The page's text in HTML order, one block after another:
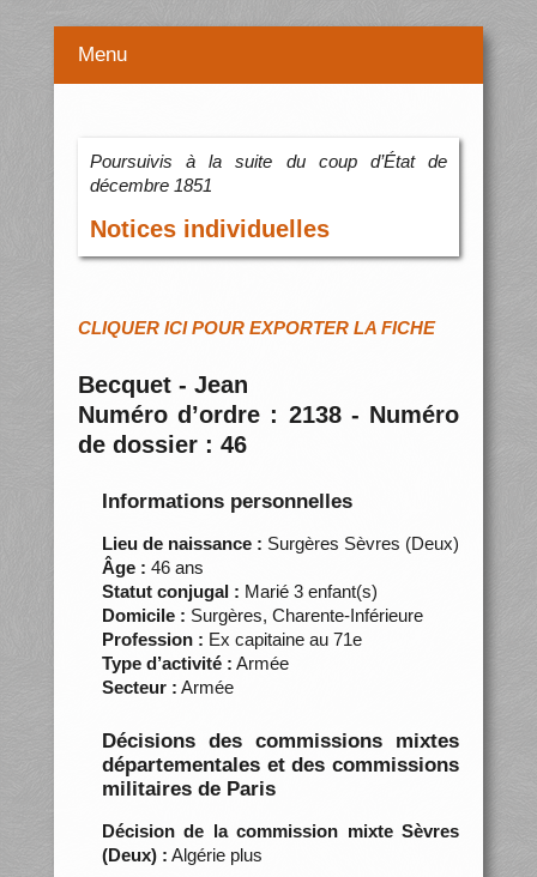
Menu
Poursuivis à la suite du coup d’État de
décembre 1851
Notices individuelles
CLIQUER ICI POUR EXPORTER LA FICHE
Becquet - Jean
Numéro d’ordre : 2138 - Numéro
de dossier : 46
Informations personnelles
Lieu de naissance : Surgères Sèvres (Deux)
Âge : 46 ans
Statut conjugal : Marié 3 enfant(s)
Domicile : Surgères, Charente-Inférieure
Profession : Ex capitaine au 71e
Type d’activité : Armée
Secteur : Armée
Décisions des commissions mixtes
départementales et des commissions
militaires de Paris
Décision de la commission mixte Sèvres
(Deux) : Algérie plus